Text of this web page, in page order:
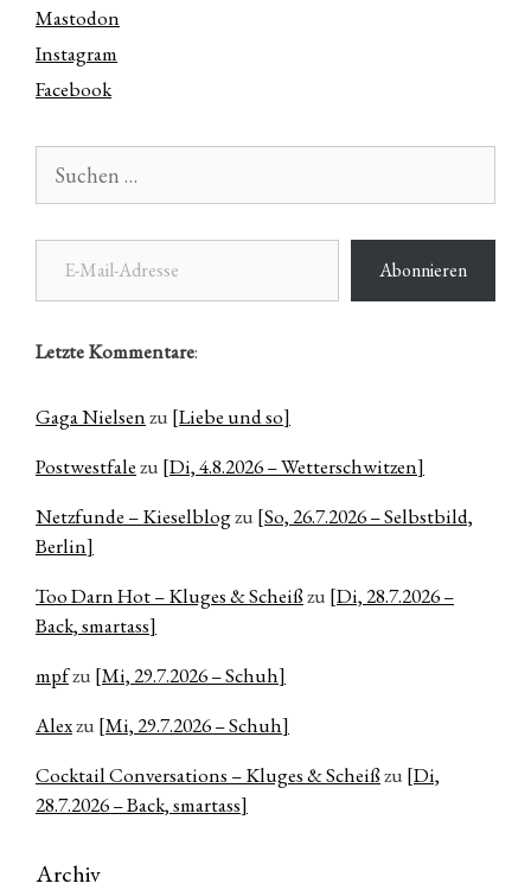
Mastodon
Instagram
Facebook
nach:
E-Mail-Adresse
Abonnieren
Letzte Kommentare:
Gaga Nielsenzu [Liebe und so]
Postwestfalezu [Di, 4.8.2026 – Wetterschwitzen]
Netzfunde – Kieselblogzu [So, 26.7.2026 – Selbstbild,
Berlin]
Too Darn Hot – Kluges & Scheißzu [Di, 28.7.2026 –
Back, smartass]
mpfzu [Mi, 29.7.2026 – Schuh]
Alexzu [Mi, 29.7.2026 – Schuh]
Cocktail Conversations – Kluges & Scheißzu [Di,
28.7.2026 – Back, smartass]
Archiv